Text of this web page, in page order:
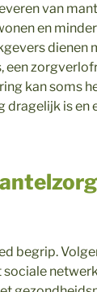
van
en
een
kan soms
dragelijk is en
begrip.